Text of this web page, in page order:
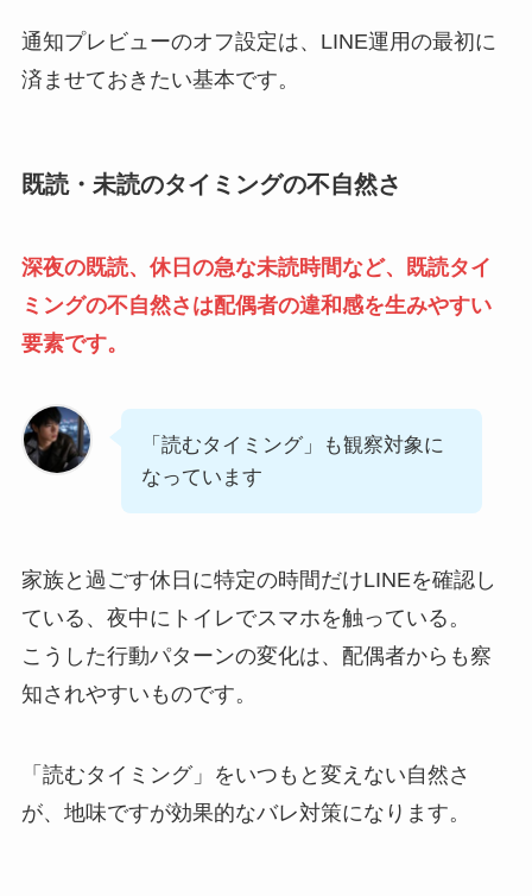
通知プレビューのオフ設定は、LINE運用の最初に
済ませておきたい基本です。
既読・未読のタイミングの不自然さ
深夜の既読、休日の急な未読時間など、既読タイ
ミングの不自然さは配偶者の違和感を生みやすい
要素です。
「読むタイミング」も観察対象に
なっています
家族と過ごす休日に特定の時間だけLINEを確認し
ている、夜中にトイレでスマホを触っている。
こうした行動パターンの変化は、配偶者からも察
知されやすいものです。
「読むタイミング」をいつもと変えない自然さ
が、地味ですが効果的なバレ対策になります。